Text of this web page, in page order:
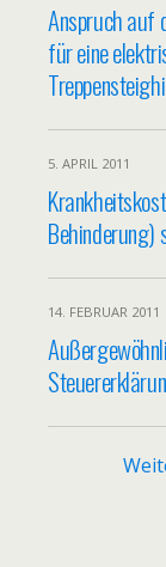
Anspruch auf
für eine
5. APRIL 2011
Behinderung)
14. FEBRUAR 2011